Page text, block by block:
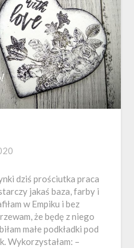
dziś prościutka praca
jakaś baza, farby i
w Empiku i bez
że będę z niego
małe podkładki pod
Wykorzystałam: –